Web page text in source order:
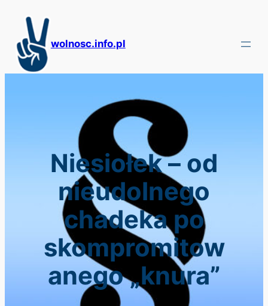
treści
wolnosc.info.pl
Niesiołek – od
nieudolnego
chadeka po
skompromitow
anego „knura”